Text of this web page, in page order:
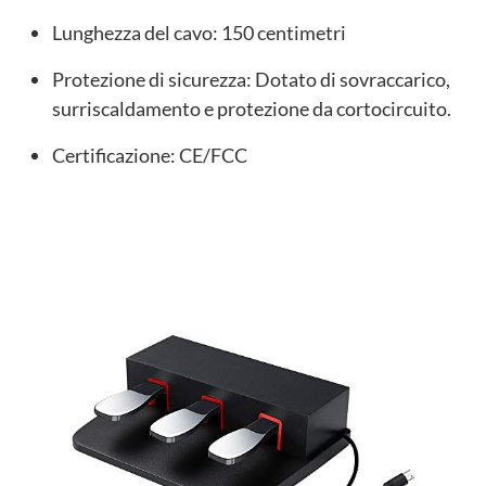
Lunghezza del cavo: 150 centimetri
Protezione di sicurezza: Dotato di sovraccarico,
surriscaldamento e protezione da cortocircuito.
Certificazione: CE/FCC